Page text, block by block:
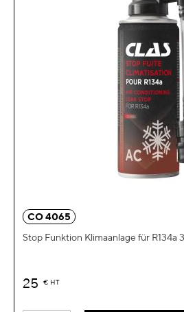
CO 4065
Stop Funktion Klimaanlage für R134a
25 € HT